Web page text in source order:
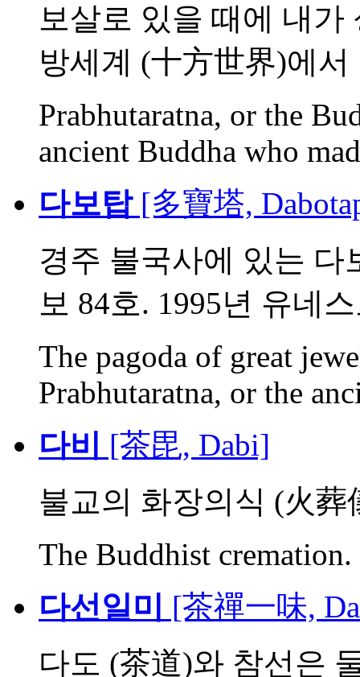
보살로 있을 때에 내가
방세계 (十方世界)에서
Prabhutaratna, or the
ancient Buddha who
다보탑[多寶塔,
경주 불국사에 있는 다
보 84호. 1995년 유네
The pagoda of great
Prabhutaratna, or the
다비 [茶毘, Dabi]
불교의 화장의식 (火葬
The Buddhist cremation.
다선일미 [茶禪一味,
다도 (茶道)와 참선은